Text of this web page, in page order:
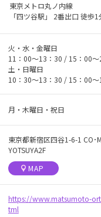
東京メトロ丸ノ内線
「四ツ谷駅」 2番出口 徒歩1
火・水・金曜日
11：00〜13：30 / 15：00〜
土・日曜日
10：30〜13：30 / 15：00〜
月・木曜日・祝日
東京都新宿区四谷1-6-1 CO･
YOTSUYA2F
MAP
https://www.matsumoto-
tml